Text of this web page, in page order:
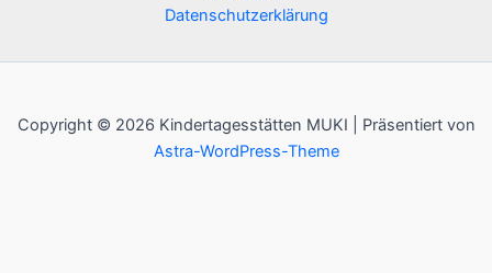
Datenschutzerklärung
Copyright © 2026 Kindertagesstätten MUKI | Präsentiert von
Astra-WordPress-Theme